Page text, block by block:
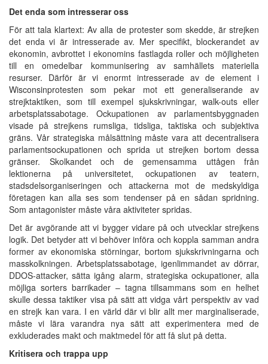
Det enda som intresserar oss
För att tala klartext: Av alla de protester som skedde, är strejken
det enda vi är intresserade av. Mer specifikt, blockerandet av
ekonomin, avbrottet i ekonomins fastlagda roller och möjligheten
till en omedelbar kommunisering av samhällets materiella
resurser. Därför är vi enormt intresserade av de element i
Wisconsinprotesten som pekar mot ett generaliserande av
strejktaktiken, som till exempel sjukskrivningar, walk-outs eller
arbetsplatssabotage. Ockupationen av parlamentsbyggnaden
visade på strejkens rumsliga, tidsliga, taktiska och subjektiva
gräns. Vår strategiska målsättning måste vara att decentralisera
parlamentsockupationen och sprida ut strejken bortom dessa
gränser. Skolkandet och de gemensamma uttågen från
lektionerna på universitetet, ockupationen av teatern,
stadsdelsorganiseringen och attackerna mot de medskyldiga
företagen kan alla ses som tendenser på en sådan spridning.
Som antagonister måste våra aktiviteter spridas.
Det är avgörande att vi bygger vidare på och utvecklar strejkens
logik. Det betyder att vi behöver införa och koppla samman andra
former av ekonomiska störningar, bortom sjukskrivningarna och
masskolkningen. Arbetsplatssabotage, igenlimmandet av dörrar,
DDOS-attacker, sätta igång alarm, strategiska ockupationer, alla
möjliga sorters barrikader – tagna tillsammans som en helhet
skulle dessa taktiker visa på sätt att vidga vårt perspektiv av vad
en strejk kan vara. I en värld där vi blir allt mer marginaliserade,
måste vi lära varandra nya sätt att experimentera med de
exkluderades makt och maktmedel för att få slut på detta.
Kritisera och trappa upp